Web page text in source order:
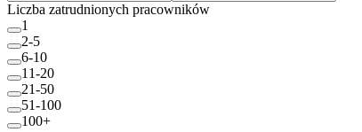
Liczba zatrudnionych pracowników
1
2-5
6-10
11-20
21-50
51-100
100+